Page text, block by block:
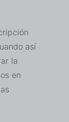
así
la
en